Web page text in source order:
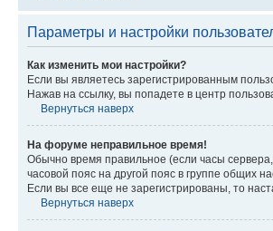
Параметры и настройки
Как изменить мои настройки?
Если вы являетесь зарегистрированным
Нажав на ссылку, вы попадете в центр
Вернуться наверх
На форуме неправильное время!
Обычно время правильное (если часы
часовой пояс на другой пояс в группе общих
Если вы все еще не зарегистрированы, то
Вернуться наверх